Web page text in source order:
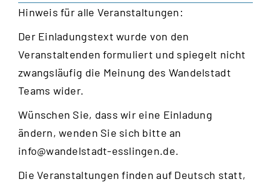
Hinweis für alle Veranstaltungen:
Der Einladungstext wurde von den
Veranstaltenden formuliert und spiegelt nicht
zwangsläufig die Meinung des Wandelstadt
Teams wider.
Wünschen Sie, dass wir eine Einladung
ändern, wenden Sie sich bitte an
info@wandelstadt-esslingen.de.
Die Veranstaltungen finden auf Deutsch statt,